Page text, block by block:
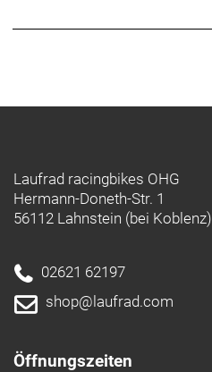
Laufrad racingbikes OHG
Hermann-Doneth-Str. 1
56112 Lahnstein (bei Koblenz)
02621 62197
shop@laufrad.com
Öffnungszeiten